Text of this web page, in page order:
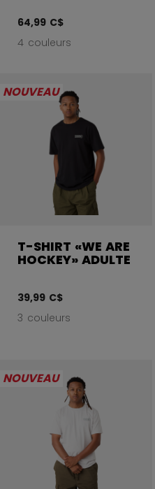
64,99 C$
4 couleurs
NOUVEAU
T-SHIRT «WE ARE
HOCKEY» ADULTE
39,99 C$
3 couleurs
NOUVEAU